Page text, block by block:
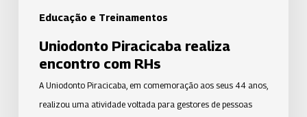
Educação e Treinamentos
Uniodonto Piracicaba realiza
encontro com RHs
A Uniodonto Piracicaba, em comemoração aos seus 44 anos,
realizou uma atividade voltada para gestores de pessoas